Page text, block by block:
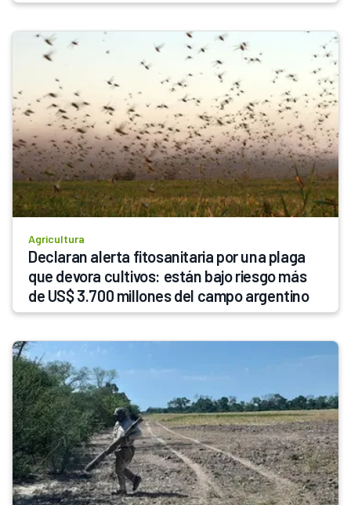
Agricultura
Declaran alerta fitosanitaria por una plaga
que devora cultivos: están bajo riesgo más
de US$ 3.700 millones del campo argentino